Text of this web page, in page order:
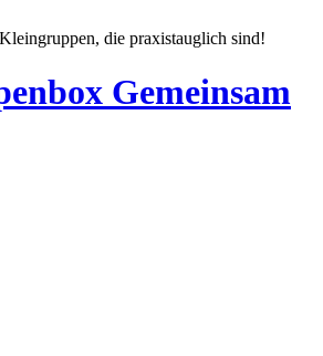
die praxistauglich sind!
Gemeinsam